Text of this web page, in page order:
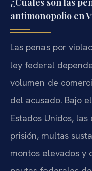
antimonopolio en
Las penas por
ley federal
volumen de
del acusado. Bajo
Estados Unidos,
prisión, multas
montos elevados y